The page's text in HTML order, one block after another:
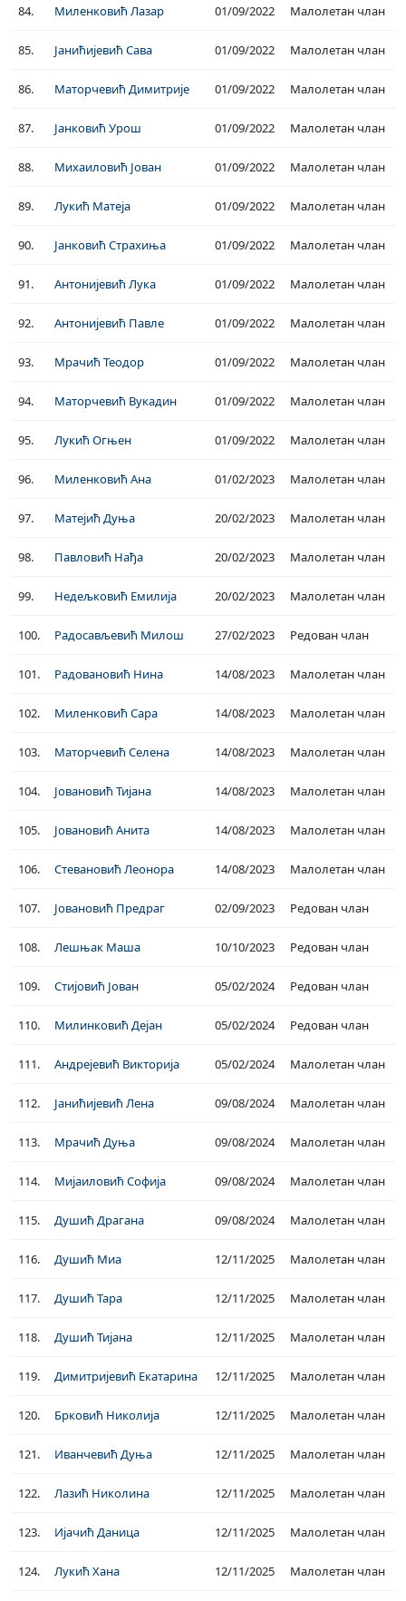
84. Миленковић Лазар 01/09/2022 Малолетан члан
85. Јанићијевић Сава 01/09/2022 Малолетан члан
86. Маторчевић Димитрије 01/09/2022 Малолетан члан
87. Јанковић Урош 01/09/2022 Малолетан члан
88. Михаиловић Јован 01/09/2022 Малолетан члан
89. Лукић Матеја 01/09/2022 Малолетан члан
90. Јанковић Страхиња 01/09/2022 Малолетан члан
91. Антонијевић Лука 01/09/2022 Малолетан члан
92. Антонијевић Павле 01/09/2022 Малолетан члан
93. Мрачић Теодор 01/09/2022 Малолетан члан
94. Маторчевић Вукадин 01/09/2022 Малолетан члан
95. Лукић Огњен 01/09/2022 Малолетан члан
96. Миленковић Ана 01/02/2023 Малолетан члан
97. Матејић Дуња 20/02/2023 Малолетан члан
98. Павловић Нађа 20/02/2023 Малолетан члан
99. Недељковић Емилија 20/02/2023 Малолетан члан
100. Радосављевић Милош 27/02/2023 Редован члан
101. Радовановић Нина 14/08/2023 Малолетан члан
102. Миленковић Сара 14/08/2023 Малолетан члан
103. Маторчевић Селена 14/08/2023 Малолетан члан
104. Јовановић Тијана 14/08/2023 Малолетан члан
105. Јовановић Анита 14/08/2023 Малолетан члан
106. Стевановић Леонора 14/08/2023 Малолетан члан
107. Јовановић Предраг 02/09/2023 Редован члан
108. Лешњак Маша 10/10/2023 Редован члан
109. Стијовић Јован 05/02/2024 Редован члан
110. Милинковић Дејан 05/02/2024 Редован члан
111. Андрејевић Викторија 05/02/2024 Малолетан члан
112. Јанићијевић Лена 09/08/2024 Малолетан члан
113. Мрачић Дуња 09/08/2024 Малолетан члан
114. Мијаиловић Софија 09/08/2024 Малолетан члан
115. Душић Драгана 09/08/2024 Малолетан члан
116. Душић Миа 12/11/2025 Малолетан члан
117. Душић Тара 12/11/2025 Малолетан члан
118. Душић Тијана 12/11/2025 Малолетан члан
119. Димитријевић Екатарина 12/11/2025 Малолетан члан
120. Брковић Николија 12/11/2025 Малолетан члан
121. Иванчевић Дуња 12/11/2025 Малолетан члан
122. Лазић Николина 12/11/2025 Малолетан члан
123. Ијачић Даница 12/11/2025 Малолетан члан
124. Лукић Хана 12/11/2025 Малолетан члан